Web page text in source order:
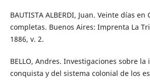
BAUTISTA ALBERDI, Juan. Veinte días en
completas. Buenos Aires: Imprenta La
1886, v. 2.
BELLO, Andres. Investigaciones sobre
conquista y del sistema colonial de los